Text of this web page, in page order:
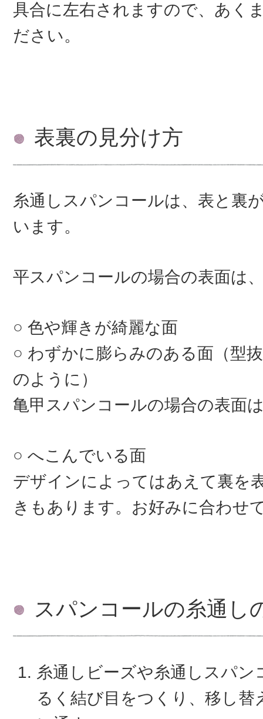
具合に左右されますので、あく
ださい。
表裏の見分け方
糸通しスパンコールは、表と裏
います。
平スパンコールの場合の表面は
色や輝きが綺麗な面
わずかに膨らみのある面（型
のように）
亀甲スパンコールの場合の表面
へこんでいる面
デザインによってはあえて裏を
きもあります。お好みに合わせ
スパンコールの糸通し
糸通しビーズや糸通しスパン
るく結び目をつくり、移し替